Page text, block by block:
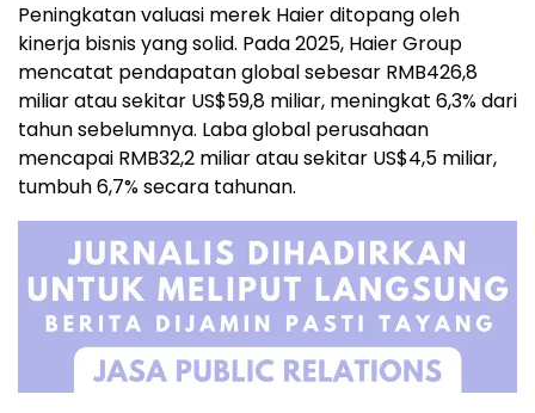
Peningkatan valuasi merek Haier ditopang oleh
kinerja bisnis yang solid. Pada 2025, Haier Group
mencatat pendapatan global sebesar RMB426,8
miliar atau sekitar US$59,8 miliar, meningkat 6,3% dari
tahun sebelumnya. Laba global perusahaan
mencapai RMB32,2 miliar atau sekitar US$4,5 miliar,
tumbuh 6,7% secara tahunan.